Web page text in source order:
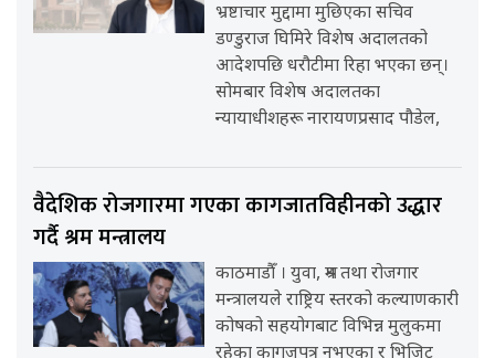
भ्रष्टाचार मुद्दामा मुछिएका सचिव
डण्डुराज घिमिरे विशेष अदालतको
आदेशपछि धरौटीमा रिहा भएका छन्।
सोमबार विशेष अदालतका
न्यायाधीशहरू नारायणप्रसाद पौडेल,
वैदेशिक रोजगारमा गएका कागजातविहीनको उद्धार
गर्दै श्रम मन्त्रालय
काठमाडौँ । युवा, श्रम तथा रोजगार
मन्त्रालयले राष्ट्रिय स्तरको कल्याणकारी
कोषको सहयोगबाट विभिन्न मुलुकमा